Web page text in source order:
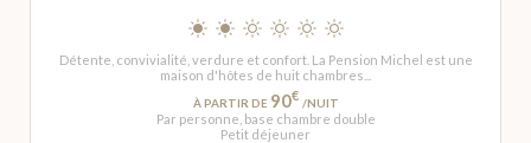
Détente, convivialité, verdure et confort. La Pension Michel est une
maison d'hôtes de huit chambres...
À PARTIR DE 90€ /NUIT
Par personne, base chambre double
Petit déjeuner